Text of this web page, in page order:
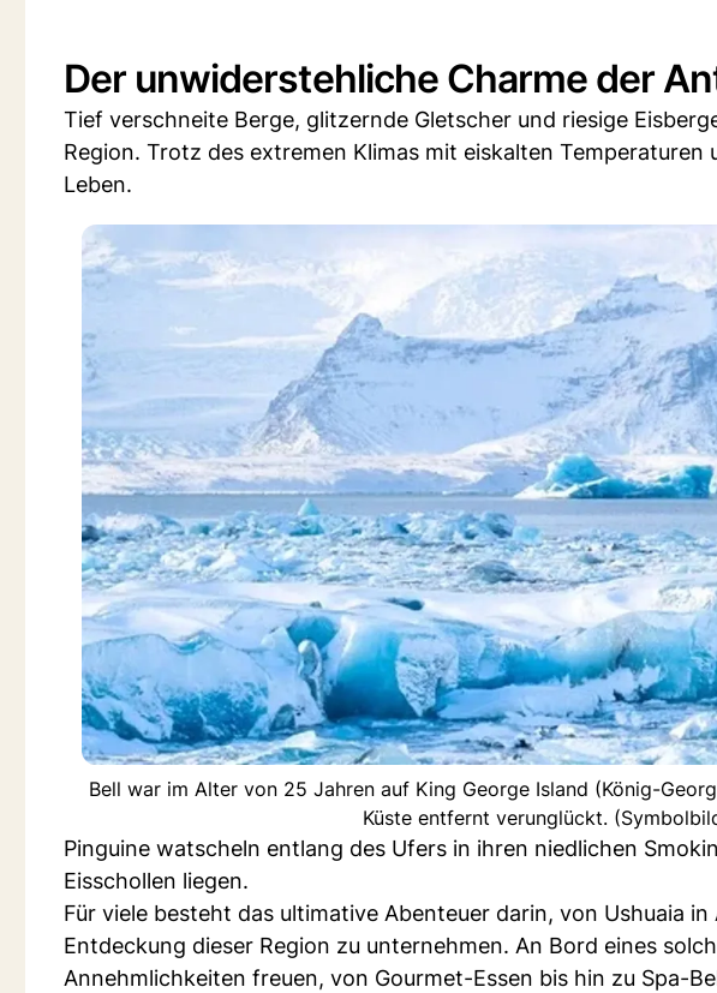
Der unwiderstehliche Charme der
Tief verschneite Berge, glitzernde Gletscher und riesige
Region. Trotz des extremen Klimas mit eiskalten
Leben.
Bell war im Alter von 25 Jahren auf King George Island (König-
Küste entfernt verunglückt.
Pinguine watscheln entlang des Ufers in ihren niedlichen
Eisschollen liegen.
Für viele besteht das ultimative Abenteuer darin, von Ushuaia
Entdeckung dieser Region zu unternehmen. An Bord eines
Annehmlichkeiten freuen, von Gourmet-Essen bis hin zu Spa-